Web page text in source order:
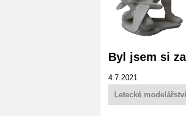
Byl jsem si
4.7.2021
Letecké modelářství